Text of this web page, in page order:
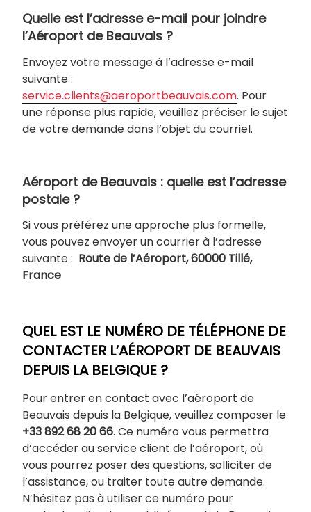
Quelle est l’adresse e-mail pour joindre
l’Aéroport de Beauvais ?
Envoyez votre message à l’adresse e-mail
suivante :
service.clients@aeroportbeauvais.com. Pour
une réponse plus rapide, veuillez préciser le sujet
de votre demande dans l’objet du courriel.
Aéroport de Beauvais : quelle est l’adresse
postale ?
Si vous préférez une approche plus formelle,
vous pouvez envoyer un courrier à l’adresse
suivante : Route de l’Aéroport, 60000 Tillé,
France
QUEL EST LE NUMÉRO DE TÉLÉPHONE DE
CONTACTER L’AÉROPORT DE BEAUVAIS
DEPUIS LA BELGIQUE ?
Pour entrer en contact avec l’aéroport de
Beauvais depuis la Belgique, veuillez composer le
+33 892 68 20 66. Ce numéro vous permettra
d’accéder au service client de l’aéroport, où
vous pourrez poser des questions, solliciter de
l’assistance, ou traiter toute autre demande.
N’hésitez pas à utiliser ce numéro pour